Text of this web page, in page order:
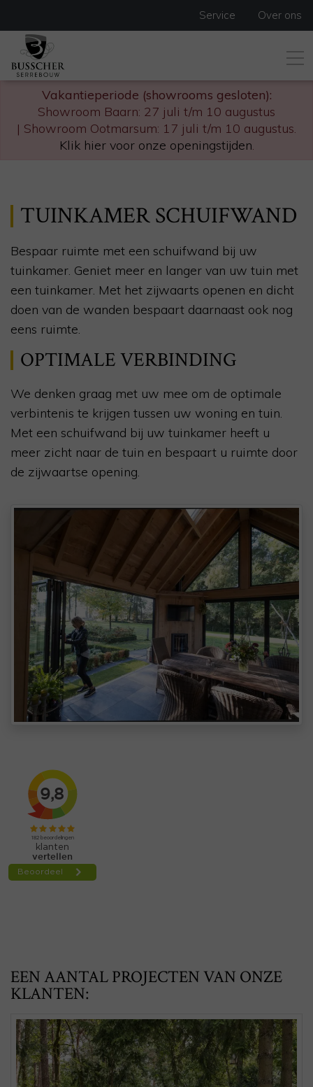
Vakantieperiode (showrooms gesloten):
Showroom Baarn: 27 juli t/m 10 augustus
| Showroom Ootmarsum: 17 juli t/m 10 augustus.
Klik hier voor onze openingstijden.
Service Over ons
TUINKAMER SCHUIFWAND
Bespaar ruimte met een schuifwand bij uw
tuinkamer. Geniet meer en langer van uw tuin met
een tuinkamer. Met het zijwaarts openen en dicht
doen van de wanden bespaart daarnaast ook nog
eens ruimte.
OPTIMALE VERBINDING
We denken graag met uw mee om de optimale
verbintenis te krijgen tussen uw woning en tuin.
Met een schuifwand bij uw tuinkamer heeft u
meer zicht naar de tuin en bespaart u ruimte door
de zijwaartse opening.
EEN AANTAL PROJECTEN VAN ONZE
KLANTEN: